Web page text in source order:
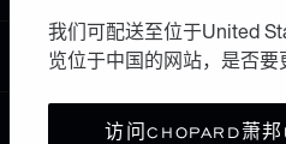
我们可配送至位于United
览位于中国的网站，是否要
访问CHOPARD萧邦
中国
本地化（更改国家/
更改国家/地区